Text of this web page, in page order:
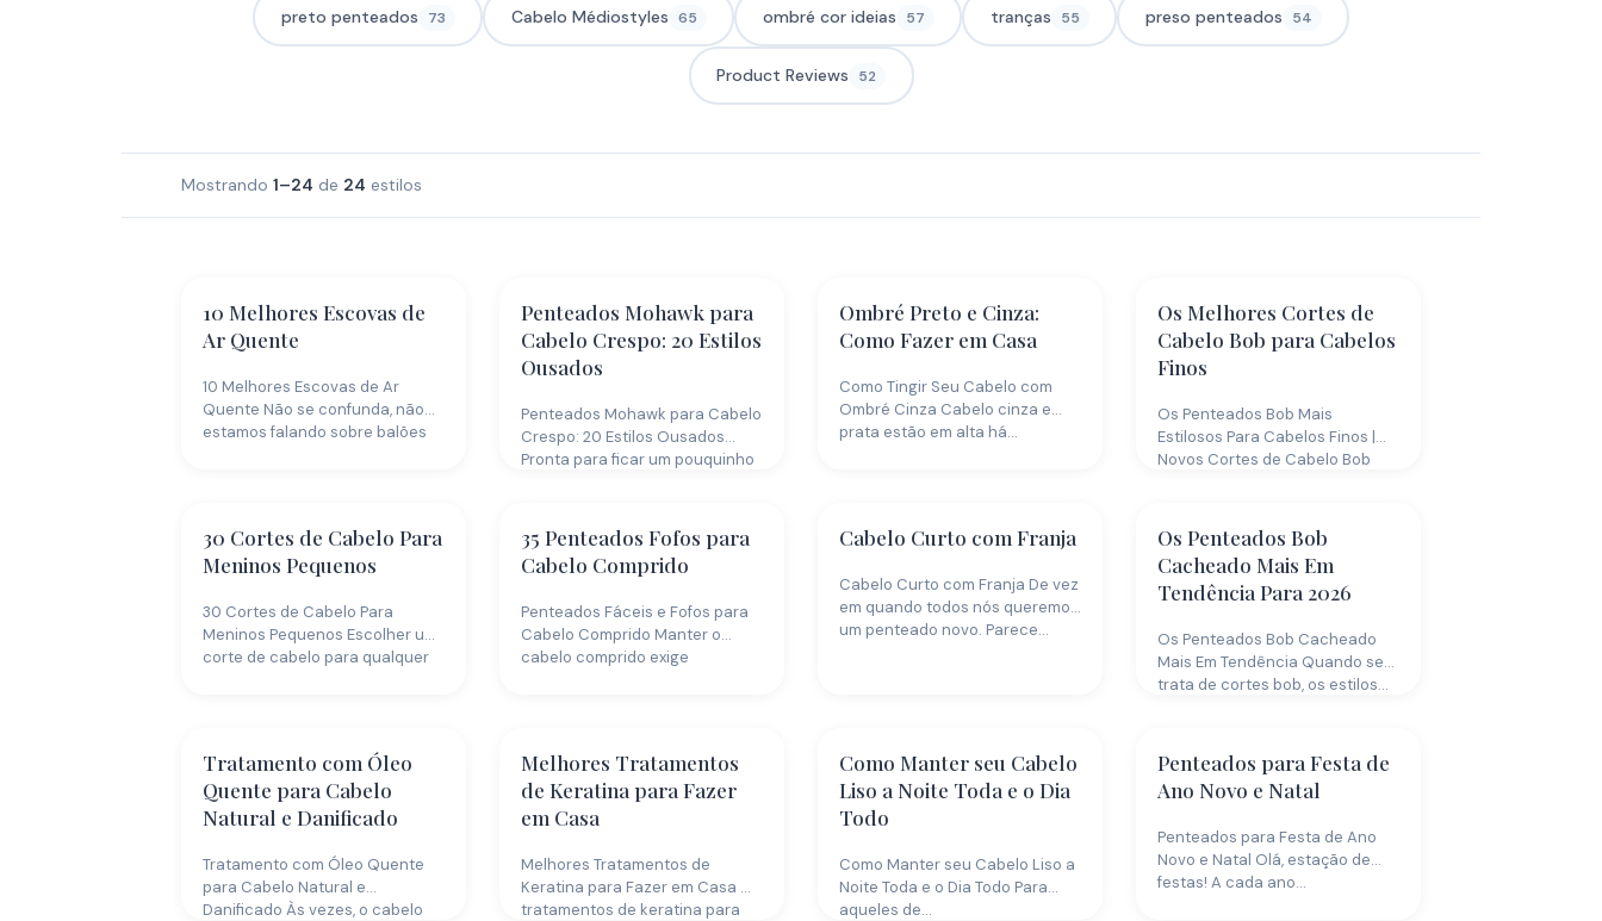
preto penteados 73 Cabelo Médiostyles 65 ombré cor ideias 57 tranças 55 preso penteados 54
Product Reviews 52
Mostrando 1–24 de 24 estilos
10 Melhores Escovas de
Ar Quente
10 Melhores Escovas de Ar
Quente Não se confunda, não
estamos falando sobre balões
Penteados Mohawk para
Cabelo Crespo: 20 Estilos
Ousados
Penteados Mohawk para Cabelo
Crespo: 20 Estilos Ousados
Pronta para ficar um pouquinho
Ombré Preto e Cinza:
Como Fazer em Casa
Como Tingir Seu Cabelo com
Ombré Cinza Cabelo cinza e
prata estão em alta há…
Os Melhores Cortes de
Cabelo Bob para Cabelos
Finos
Os Penteados Bob Mais
Estilosos Para Cabelos Finos |
Novos Cortes de Cabelo Bob
30 Cortes de Cabelo Para
Meninos Pequenos
30 Cortes de Cabelo Para
Meninos Pequenos Escolher um
corte de cabelo para qualquer
35 Penteados Fofos para
Cabelo Comprido
Penteados Fáceis e Fofos para
Cabelo Comprido Manter o
cabelo comprido exige
Cabelo Curto com Franja
Cabelo Curto com Franja De vez
em quando todos nós queremos
um penteado novo. Parece…
Os Penteados Bob
Cacheado Mais Em
Tendência Para 2026
Os Penteados Bob Cacheado
Mais Em Tendência Quando se
trata de cortes bob, os estilos…
Tratamento com Óleo
Quente para Cabelo
Natural e Danificado
Tratamento com Óleo Quente
para Cabelo Natural e
Danificado Às vezes, o cabelo
Melhores Tratamentos
de Keratina para Fazer
em Casa
Melhores Tratamentos de
Keratina para Fazer em Casa Os
tratamentos de keratina para
Como Manter seu Cabelo
Liso a Noite Toda e o Dia
Todo
Como Manter seu Cabelo Liso a
Noite Toda e o Dia Todo Para
aqueles de…
Penteados para Festa de
Ano Novo e Natal
Penteados para Festa de Ano
Novo e Natal Olá, estação de
festas! A cada ano…